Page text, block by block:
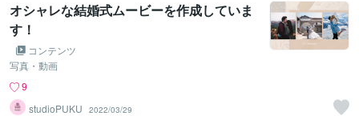
オシャレな結婚式ムービーを作成していま
す！
コンテンツ
写真・動画
9
studioPUKU
2022/03/29